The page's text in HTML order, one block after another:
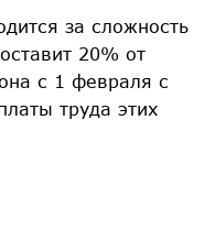
за сложность
20% от
с 1 февраля с
труда этих